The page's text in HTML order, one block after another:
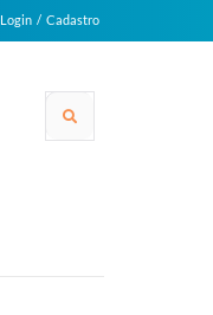
Login / Cadastro